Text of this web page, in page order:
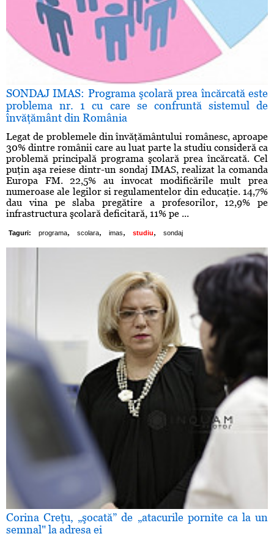
SONDAJ IMAS: Programa şcolară prea încărcată este
problema nr. 1 cu care se confruntă sistemul de
învăţământ din România
Legat de problemele din învăţământului românesc, aproape
30% dintre românii care au luat parte la studiu consideră ca
problemă principală programa şcolară prea încărcată. Cel
puţin aşa reiese dintr-un sondaj IMAS, realizat la comanda
Europa FM. 22,5% au invocat modificările mult prea
numeroase ale legilor si regulamentelor din educaţie. 14,7%
dau vina pe slaba pregătire a profesorilor, 12,9% pe
infrastructura şcolară deficitară, 11% pe ...
Taguri: programa, scolara, imas, studiu, sondaj
Corina Creţu, „şocată” de „atacurile pornite ca la un
semnal" la adresa ei